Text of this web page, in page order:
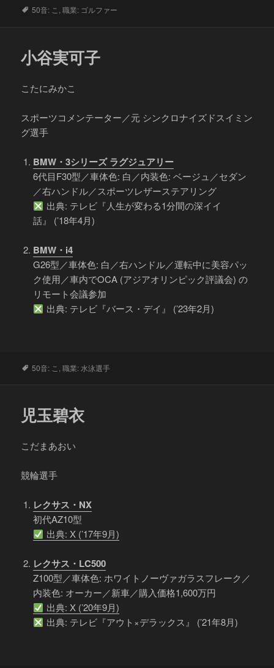
タ
50音: こ ,職業: ゴルファー
小谷実可子
こたにみかこ
スポーツコメンテーター／元 シンクロナイズドスイミン
グ選手
BMW・3シリーズ ラグジュアリー
6代目F30型／車体色: 白／内装色: ベージュ／セダン
／右ハンドル／スポーツレザーステアリング
出典: テレビ『人生が変わる1分間の深イイ
話』 (’18年4月)
BMW・i4
G26型／車体色: 白／右ハンドル／運転中に美容パッ
ク使用／車内でOCA (アジアオリンピック評議会) の
リモート会議参加
出典: テレビ『バース・デイ』 (’23年2月)
タ
50音: こ ,職業: 水泳選手
児玉碧衣
こだまあおい
競輪選手
レクサス・NX
初代AZ10型
出典: X (’17年9月)
レクサス・LC500
Z100型／車体色: ホワイトノーヴァガラスフレーク／
内装色: オーカー／新車／購入価格1,600万円
出典: X (’20年9月)
出典: テレビ『アウト×デラックス』 (’21年8月)